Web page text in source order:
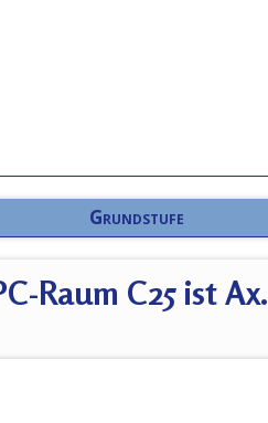
Grundstufe
Raum C25 ist Ax.